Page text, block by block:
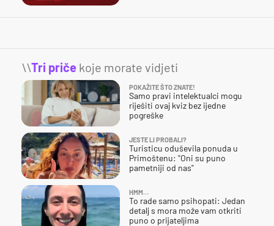
\\Tri priče koje morate vidjeti
POKAŽITE ŠTO ZNATE!
Samo pravi intelektualci mogu
riješiti ovaj kviz bez ijedne
pogreške
JESTE LI PROBALI?
Turisticu oduševila ponuda u
Primoštenu: "Oni su puno
pametniji od nas"
HMM…
To rade samo psihopati: Jedan
detalj s mora može vam otkriti
puno o prijateljima